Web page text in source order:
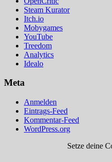
Steam Kurator
Itch.io
Mobygames
YouTube
Treedom
Analytics
Idealo
Meta
Anmelden
Eintrags-Feed
Kommentar-Feed
WordPress.org
Setze deine